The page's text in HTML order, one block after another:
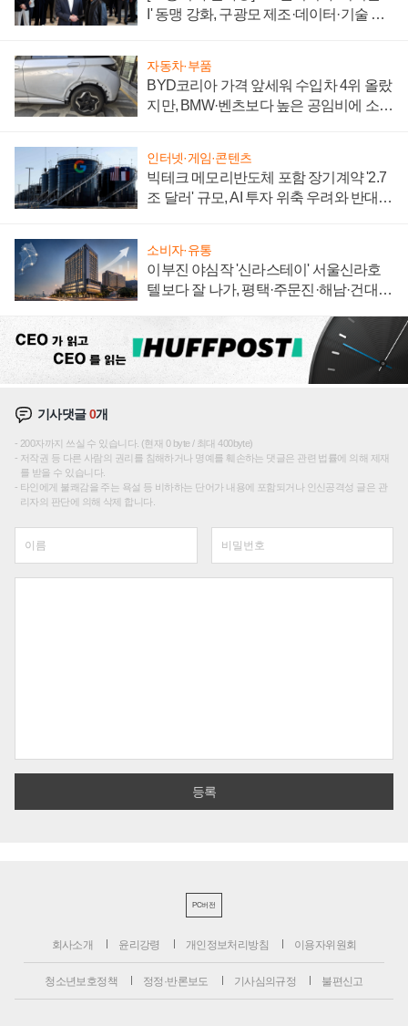
I' 동맹 강화, 구광모 제조·데이터·기술 결
자동차·부품
BYD코리아 가격 앞세워 수입차 4위 올랐
지만, BMW·벤츠보다 높은 공임비에 소비
인터넷·게임·콘텐츠
빅테크 메모리반도체 포함 장기계약 '2.7
조 달러' 규모, AI 투자 위축 우려와 반대
소비자·유통
이부진 야심작 '신라스테이' 서울신라호
텔보다 잘 나가, 평택·주문진·해남·건대로
기사댓글0개
200자까지 쓰실 수 있습니다. (현재 0 byte / 최대 400byte)
저작권 등 다른 사람의 권리를 침해하거나 명예를 훼손하는 댓글은 관련 법률에 의해 제재
를 받을 수 있습니다.
타인에게 불쾌감을 주는 욕설 등 비하하는 단어가 내용에 포함되거나 인신공격성 글은 관
리자의 판단에 의해 삭제 합니다.
PC버전
회사소개 윤리강령 개인정보처리방침 이용자위원회
청소년보호정책 정정·반론보도 기사심의규정 불편신고